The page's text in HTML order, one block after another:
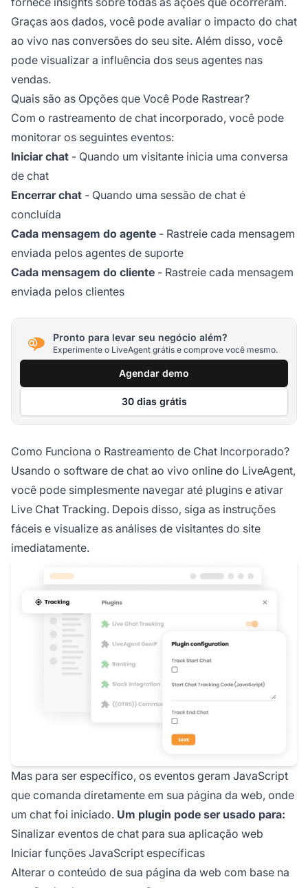
Graças aos dados, você pode avaliar o impacto do chat
ao vivo nas conversões do seu site. Além disso, você
pode visualizar a influência dos seus agentes nas
vendas.
Quais são as Opções que Você Pode Rastrear?
Com o rastreamento de chat incorporado, você pode
monitorar os seguintes eventos:
Iniciar chat - Quando um visitante inicia uma conversa
de chat
Encerrar chat - Quando uma sessão de chat é
concluída
Cada mensagem do agente - Rastreie cada mensagem
enviada pelos agentes de suporte
Cada mensagem do cliente - Rastreie cada mensagem
enviada pelos clientes
Pronto para levar seu negócio além?
Experimente o LiveAgent grátis e comprove você mesmo.
Agendar demo
30 dias grátis
Como Funciona o Rastreamento de Chat Incorporado?
Usando o software de chat ao vivo online do LiveAgent,
você pode simplesmente navegar até plugins e ativar
Live Chat Tracking. Depois disso, siga as instruções
fáceis e visualize as análises de visitantes do site
imediatamente.
Mas para ser específico, os eventos geram JavaScript
que comanda diretamente em sua página da web, onde
um chat foi iniciado. Um plugin pode ser usado para:
Sinalizar eventos de chat para sua aplicação web
Iniciar funções JavaScript específicas
Alterar o conteúdo de sua página da web com base na